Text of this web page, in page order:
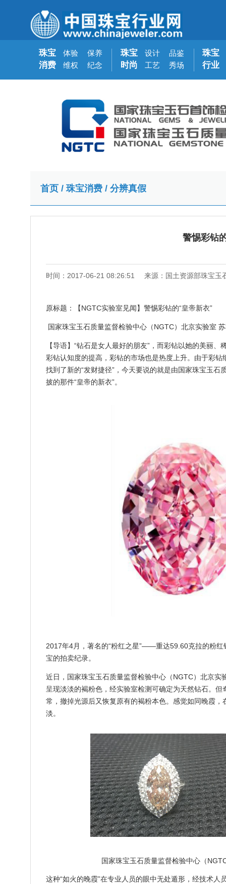
珠宝
消费
体验
维权
保养
纪念
珠宝
时尚
设计
工艺
品鉴
秀场
珠宝
行业
首页 / 珠宝消费 / 分辨真假
警惕彩钻
时间：2017-06-21 08:26:51 来源：国土资源部珠宝玉
原标题：【NGTC实验室见闻】警惕彩钻的“皇帝新衣”
国家珠宝玉石质量监督检验中心（NGTC）北京实验室
【导语】“钻石是女人最好的朋友”，而彩钻以她的美丽
彩钻认知度的提高，彩钻的市场也是热度上升。由于彩
找到了新的“发财捷径”，今天要说的就是由国家珠宝玉
披的那件“皇帝的新衣”。
2017年4月，著名的“粉红之星”——重达59.60克拉的粉
宝的拍卖纪录。
近日，国家珠宝玉石质量监督检验中心（NGTC）北京
呈现淡淡的褐粉色，经实验室检测可确定为天然钻石。
常，撤掉光源后又恢复原有的褐粉本色。感觉如同晚霞
淡。
国家珠宝玉石质量监督检验中心（
这种“如火的晚霞”在专业人员的眼中无处遁形，经技术